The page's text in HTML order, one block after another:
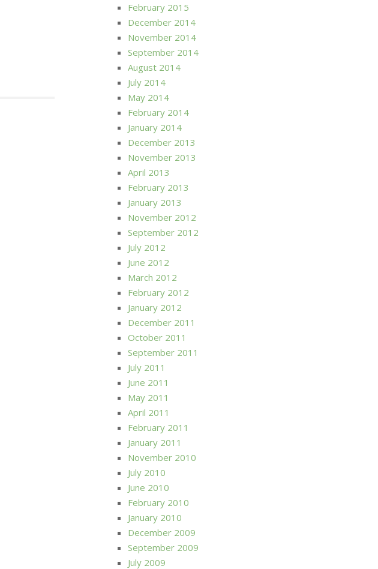
February 2015
December 2014
November 2014
September 2014
August 2014
July 2014
May 2014
February 2014
January 2014
December 2013
November 2013
April 2013
February 2013
January 2013
November 2012
September 2012
July 2012
June 2012
March 2012
February 2012
January 2012
December 2011
October 2011
September 2011
July 2011
June 2011
May 2011
April 2011
February 2011
January 2011
November 2010
July 2010
June 2010
February 2010
January 2010
December 2009
September 2009
July 2009